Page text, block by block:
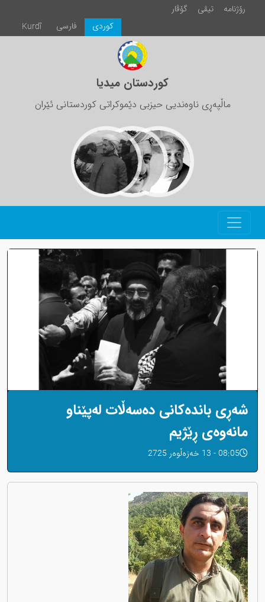
رۆژنامە تیڤی
گۆڤار
Kurdî
فارسی كوردی
کوردستان میدیا
ماڵپەڕی ناوەندیی حیزبی دێموکراتی کوردستانی ئێران
شەڕی باندەکانی دەسەڵات لەپێناو
مانەوەی ڕێژیم
08:05 - 13 خەزەڵوەر 2725